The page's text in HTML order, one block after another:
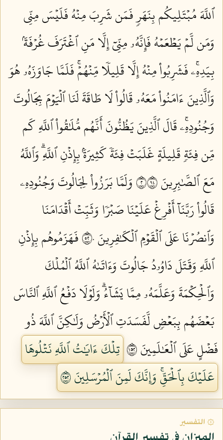
ٱللَّهَ مُبۡتَلِيكُم بِنَهَرٖ فَمَن شَرِبَ مِنۡهُ فَلَيۡسَ مِنِّي
وَمَن لَّمۡ يَطۡعَمۡهُ فَإِنَّهُۥ مِنِّيٓ إِلَّا مَنِ ٱغۡتَرَفَ غُرۡفَةَۢ
بِيَدِهِۦۚ فَشَرِبُواْ مِنۡهُ إِلَّا قَلِيلٗا مِّنۡهُمۡۚ فَلَمَّا جَاوَزَهُۥ هُوَ
وَٱلَّذِينَ ءَامَنُواْ مَعَهُۥ قَالُواْ لَا طَاقَةَ لَنَا ٱلۡيَوۡمَ بِجَالُوتَ
وَجُنُودِهِۦۚ قَالَ ٱلَّذِينَ يَظُنُّونَ أَنَّهُم مُّلَٰقُواْ ٱللَّهِ كَم
مِّن فِئَةٖ قَلِيلَةٍ غَلَبَتۡ فِئَةٗ كَثِيرَةَۢ بِإِذۡنِ ٱللَّهِۗ وَٱللَّهُ
مَعَ ٱلصَّٰبِرِينَ ٢٤٩
وَلَمَّا بَرَزُواْ لِجَالُوتَ وَجُنُودِهِۦ
قَالُواْ رَبَّنَآ أَفۡرِغۡ عَلَيۡنَا صَبۡرٗا وَثَبِّتۡ أَقۡدَامَنَا
وَٱنصُرۡنَا عَلَى ٱلۡقَوۡمِ ٱلۡكَٰفِرِينَ ٢٥٠
فَهَزَمُوهُم بِإِذۡنِ
ٱللَّهِ وَقَتَلَ دَاوُۥدُ جَالُوتَ وَءَاتَىٰهُ ٱللَّهُ ٱلۡمُلۡكَ
وَٱلۡحِكۡمَةَ وَعَلَّمَهُۥ مِمَّا يَشَآءُۗ وَلَوۡلَا دَفۡعُ ٱللَّهِ ٱلنَّاسَ
بَعۡضَهُم بِبَعۡضٖ لَّفَسَدَتِ ٱلۡأَرۡضُ وَلَٰكِنَّ ٱللَّهَ ذُو
فَضۡلٍ عَلَى ٱلۡعَٰلَمِينَ ٢٥١
تِلۡكَ ءَايَٰتُ ٱللَّهِ نَتۡلُوهَا
عَلَيۡكَ بِٱلۡحَقِّۚ وَإِنَّكَ لَمِنَ ٱلۡمُرۡسَلِينَ ٢٥٢
۞ التفسير